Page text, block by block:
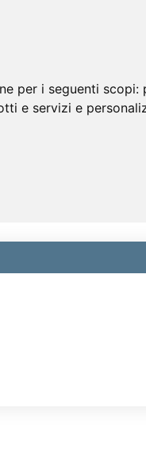
per i seguenti scopi:
e servizi e